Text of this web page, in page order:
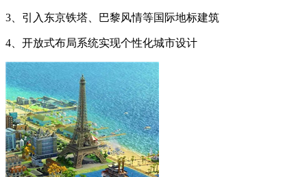
3、引入东京铁塔、巴黎风情等国际地标建筑
4、开放式布局系统实现个性化城市设计